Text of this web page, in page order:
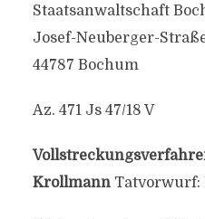
Staatsanwaltschaft
Josef-Neuberger-
44787 Bochum
Az. 471 Js 47/18 V
KrollmannTatvorwurf: